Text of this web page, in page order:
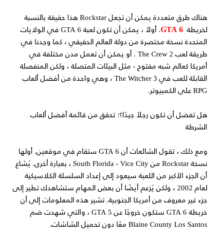
هناك طرق متعددة يمكن أن تجعل Rockstar هذا حقيقة بالنسبة
لخريطة GTA 6
. أولاً ، يمكن أن تكون لعبة GTA 6 في الولايات
المتحدة نسخة مختصرة من دولة العالم الحقيقي ، كما وجدنا في
طريقة لعب The Crew 2 . أو يمكن أن تعمل مدن مختلفة في
أمريكا كعالم شبه مفتوح - مثل البيئات المتصلة ، ولكن المنفصلة
القابلة للعب في The Witcher 3 ، وهي واحدة من أفضل ألعاب
RPG على الكمبيوتر.
هل تفضل أن تكون رجلاً جيدًا؟: تحقق من قائمة أفضل ألعاب
الشرطة
ومع ذلك ، تقول الشائعات أن GTA 6 ستقام في موقعين. أولها
نسخة Rockstar من South Florida - Vice City ، بعبارة أخرى. يُشاع
أن الجزء الأكبر من اللعبة سيعود إلى إعداد السلسلة الكلاسيكية
لعام 2002 ، ولكن يُزعم أيضًا أن بعض المهام ستشاهدك تطير إلى
جزء غير معروف من أمريكا الجنوبية. تشير هذه المعلومات إلى أن
خريطة GTA 6 ستكون خروجًا عن GTA 5 ، والتي شهدت ضم
Blaine County Los Santos معًا دون تحميل الشاشات.